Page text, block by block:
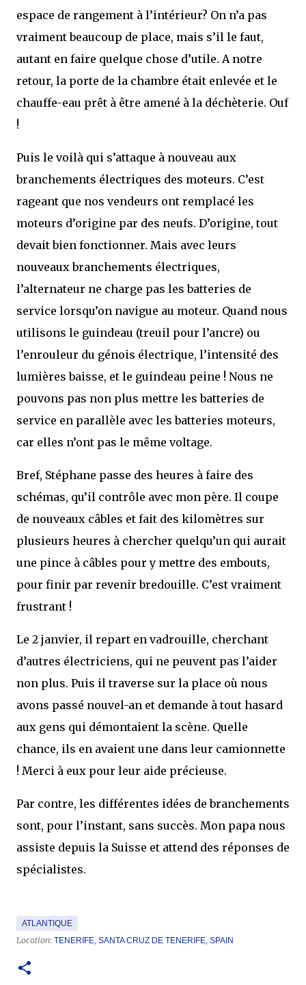
espace de rangement à l’intérieur? On n’a pas
vraiment beaucoup de place, mais s’il le faut,
autant en faire quelque chose d’utile. A notre
retour, la porte de la chambre était enlevée et le
chauffe-eau prêt à être amené à la déchèterie. Ouf
!
Puis le voilà qui s’attaque à nouveau aux
branchements électriques des moteurs. C’est
rageant que nos vendeurs ont remplacé les
moteurs d’origine par des neufs. D’origine, tout
devait bien fonctionner. Mais avec leurs
nouveaux branchements électriques,
l’alternateur ne charge pas les batteries de
service lorsqu’on navigue au moteur. Quand nous
utilisons le guindeau (treuil pour l’ancre) ou
l’enrouleur du génois électrique, l’intensité des
lumières baisse, et le guindeau peine ! Nous ne
pouvons pas non plus mettre les batteries de
service en parallèle avec les batteries moteurs,
car elles n’ont pas le même voltage.
Bref, Stéphane passe des heures à faire des
schémas, qu’il contrôle avec mon père. Il coupe
de nouveaux câbles et fait des kilomètres sur
plusieurs heures à chercher quelqu’un qui aurait
une pince à câbles pour y mettre des embouts,
pour finir par revenir bredouille. C’est vraiment
frustrant !
Le 2 janvier, il repart en vadrouille, cherchant
d’autres électriciens, qui ne peuvent pas l’aider
non plus. Puis il traverse sur la place où nous
avons passé nouvel-an et demande à tout hasard
aux gens qui démontaient la scène. Quelle
chance, ils en avaient une dans leur camionnette
! Merci à eux pour leur aide précieuse.
Par contre, les différentes idées de branchements
sont, pour l’instant, sans succès. Mon papa nous
assiste depuis la Suisse et attend des réponses de
spécialistes.
ATLANTIQUE
Location: TENERIFE, SANTA CRUZ DE TENERIFE, SPAIN